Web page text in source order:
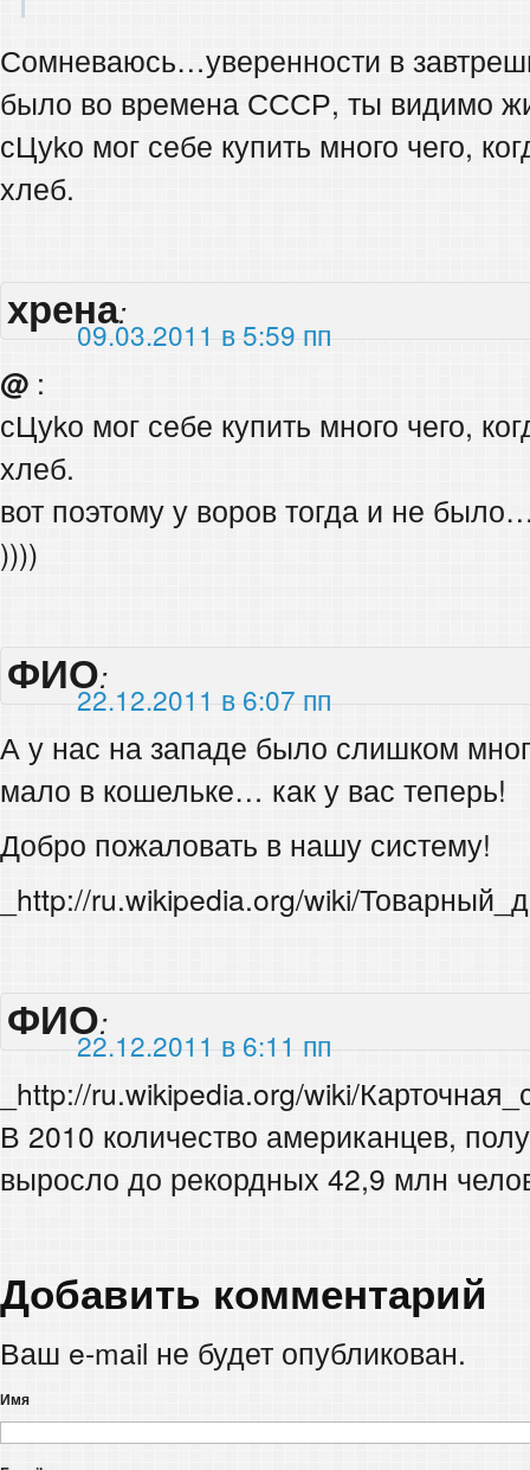
Сомневаюсь…уверенности в
было во времена СССР, ты видимо
сЦуkо мог себе купить много чего,
хлеб.
хрена:
09.03.2011 в 5:59 пп
@ :
сЦуkо мог себе купить много чего,
хлеб.
вот поэтому у воров тогда и не
))))
ФИО:
22.12.2011 в 6:07 пп
А у нас на западе было слишком
мало в кошельке… как у вас теперь!
Добро пожаловать в нашу систему!
_http://ru.wikipedia.org/wiki/
ФИО:
22.12.2011 в 6:11 пп
_http://ru.wikipedia.org/wiki/
В 2010 количество американцев,
выросло до рекордных 42,9 млн
Добавить комментарий
Ваш e-mail не будет опубликован.
Имя